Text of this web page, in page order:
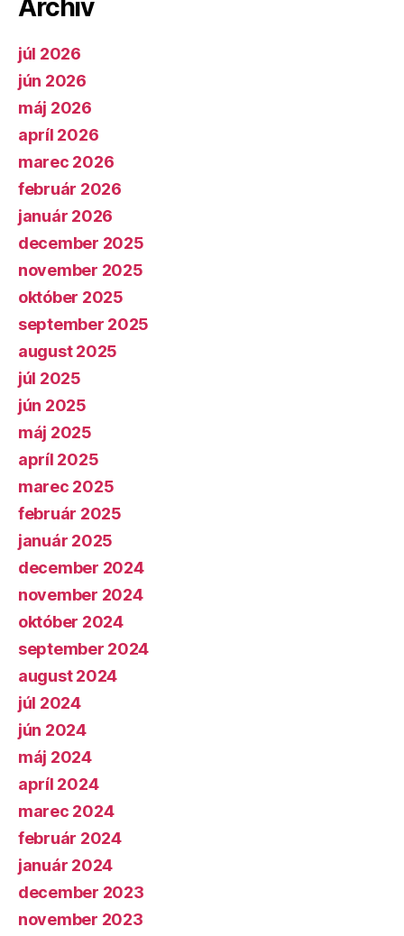
Archív
júl 2026
jún 2026
máj 2026
apríl 2026
marec 2026
február 2026
január 2026
december 2025
november 2025
október 2025
september 2025
august 2025
júl 2025
jún 2025
máj 2025
apríl 2025
marec 2025
február 2025
január 2025
december 2024
november 2024
október 2024
september 2024
august 2024
júl 2024
jún 2024
máj 2024
apríl 2024
marec 2024
február 2024
január 2024
december 2023
november 2023